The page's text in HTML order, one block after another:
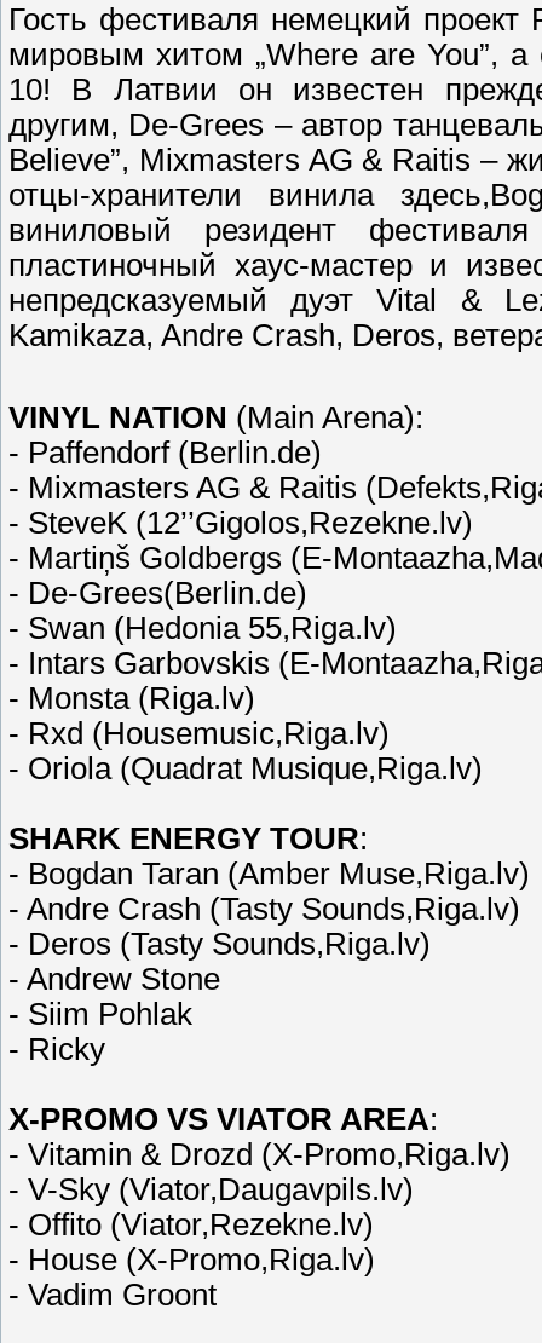
Гость фестиваля немецкий проект
мировым хитом „Where are You”, а
10! В Латвии он известен прежде
другим, De-Grees – автор
Believe”, Mixmasters AG & Raitis –
отцы-хранители винила
виниловый резидент
пластиночный хаус-мастер и
непредсказуемый дуэт Vital &
Kamikaza, Andre Crash, Deros,
VINYL NATION (Main Arena):
- Paffendorf (Berlin.de)
- Mixmasters AG & Raitis
- SteveK (12’’Gigolos,Rezekne.lv)
- Martiņš Goldbergs (E-
- De-Grees(Berlin.de)
- Swan (Hedonia 55,Riga.lv)
- Intars Garbovskis (E-
- Monsta (Riga.lv)
- Rxd (Housemusic,Riga.lv)
- Oriola (Quadrat Musique,Riga.lv)
SHARK ENERGY TOUR:
- Bogdan Taran (Amber Muse,Riga.lv)
- Andre Crash (Tasty Sounds,Riga.lv)
- Deros (Tasty Sounds,Riga.lv)
- Andrew Stone
- Siim Pohlak
- Ricky
X-PROMO VS VIATOR AREA:
- Vitamin & Drozd (X-Promo,Riga.lv)
- V-Sky (Viator,Daugavpils.lv)
- Offito (Viator,Rezekne.lv)
- House (X-Promo,Riga.lv)
- Vadim Groont